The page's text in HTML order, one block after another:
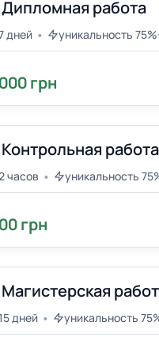
Дипломная работа
дней • уникальность
грн
Контрольная работа
часов • уникальность
грн
Магистерская
дней • уникальность